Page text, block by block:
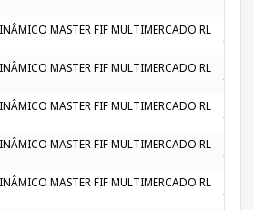
MASTER FIF MULTIMERCADO RL
MASTER FIF MULTIMERCADO RL
MASTER FIF MULTIMERCADO RL
MASTER FIF MULTIMERCADO RL
MASTER FIF MULTIMERCADO RL